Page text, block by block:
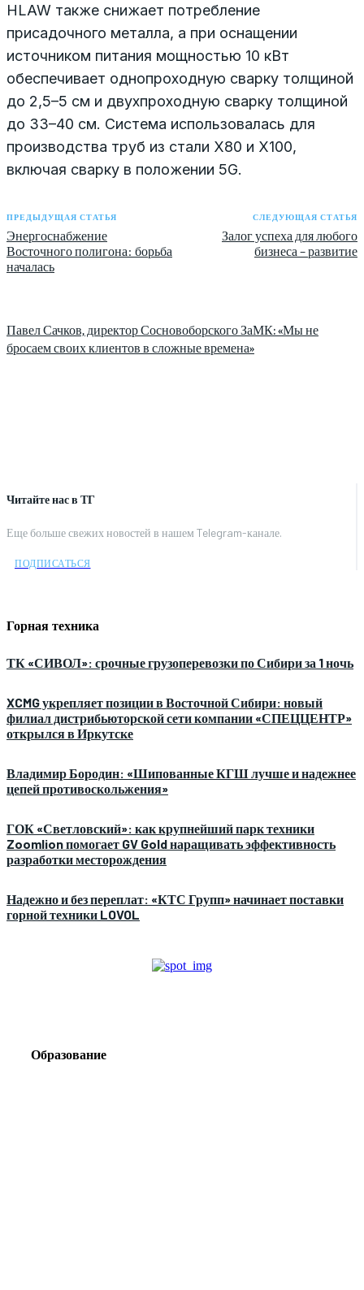
Читайте нас в ТГ
Еще больше свежих новостей в нашем Telegram-канале.
ПОДПИСАТЬСЯ
Горная техника
ТК «СИВОЛ»: срочные грузоперевозки по Сибири за 1 ночь
XCMG укрепляет позиции в Восточной Сибири: новый
филиал дистрибьюторской сети компании «СПЕЦЦЕНТР»
открылся в Иркутске
Владимир Бородин: «Шипованные КГШ лучше и надежнее
цепей противоскольжения»
ГОК «Светловский»: как крупнейший парк техники
Zoomlion помогает GV Gold наращивать эффективность
разработки месторождения
Надежно и без переплат: «КТС Групп» начинает поставки
горной техники LOVOL
Образование
HLAW также снижает потребление
присадочного металла, а при оснащении
источником питания мощностью 10 кВт
обеспечивает однопроходную сварку толщиной
до 2,5–5 см и двухпроходную сварку толщиной
до 33–40 см. Система использовалась для
производства труб из стали X80 и X100,
включая сварку в положении 5G.
ПРЕДЫДУЩАЯ СТАТЬЯ
Энергоснабжение
Восточного полигона: борьба
началась
СЛЕДУЮЩАЯ СТАТЬЯ
Залог успеха для любого
бизнеса – развитие
Павел Сачков, директор Сосновоборского ЗаМК: «Мы не
бросаем своих клиентов в сложные времена»